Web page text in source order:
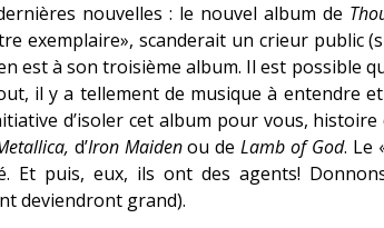
nouvelles : le nouvel album de
exemplaire», scanderait un crieur public
est à son troisième album. Il est possible
il y a tellement de musique à entendre
d’isoler cet album pour vous,
d’Iron Maidenou deLamb of God. Le
Et puis, eux, ils ont des agents!
deviendront grand).